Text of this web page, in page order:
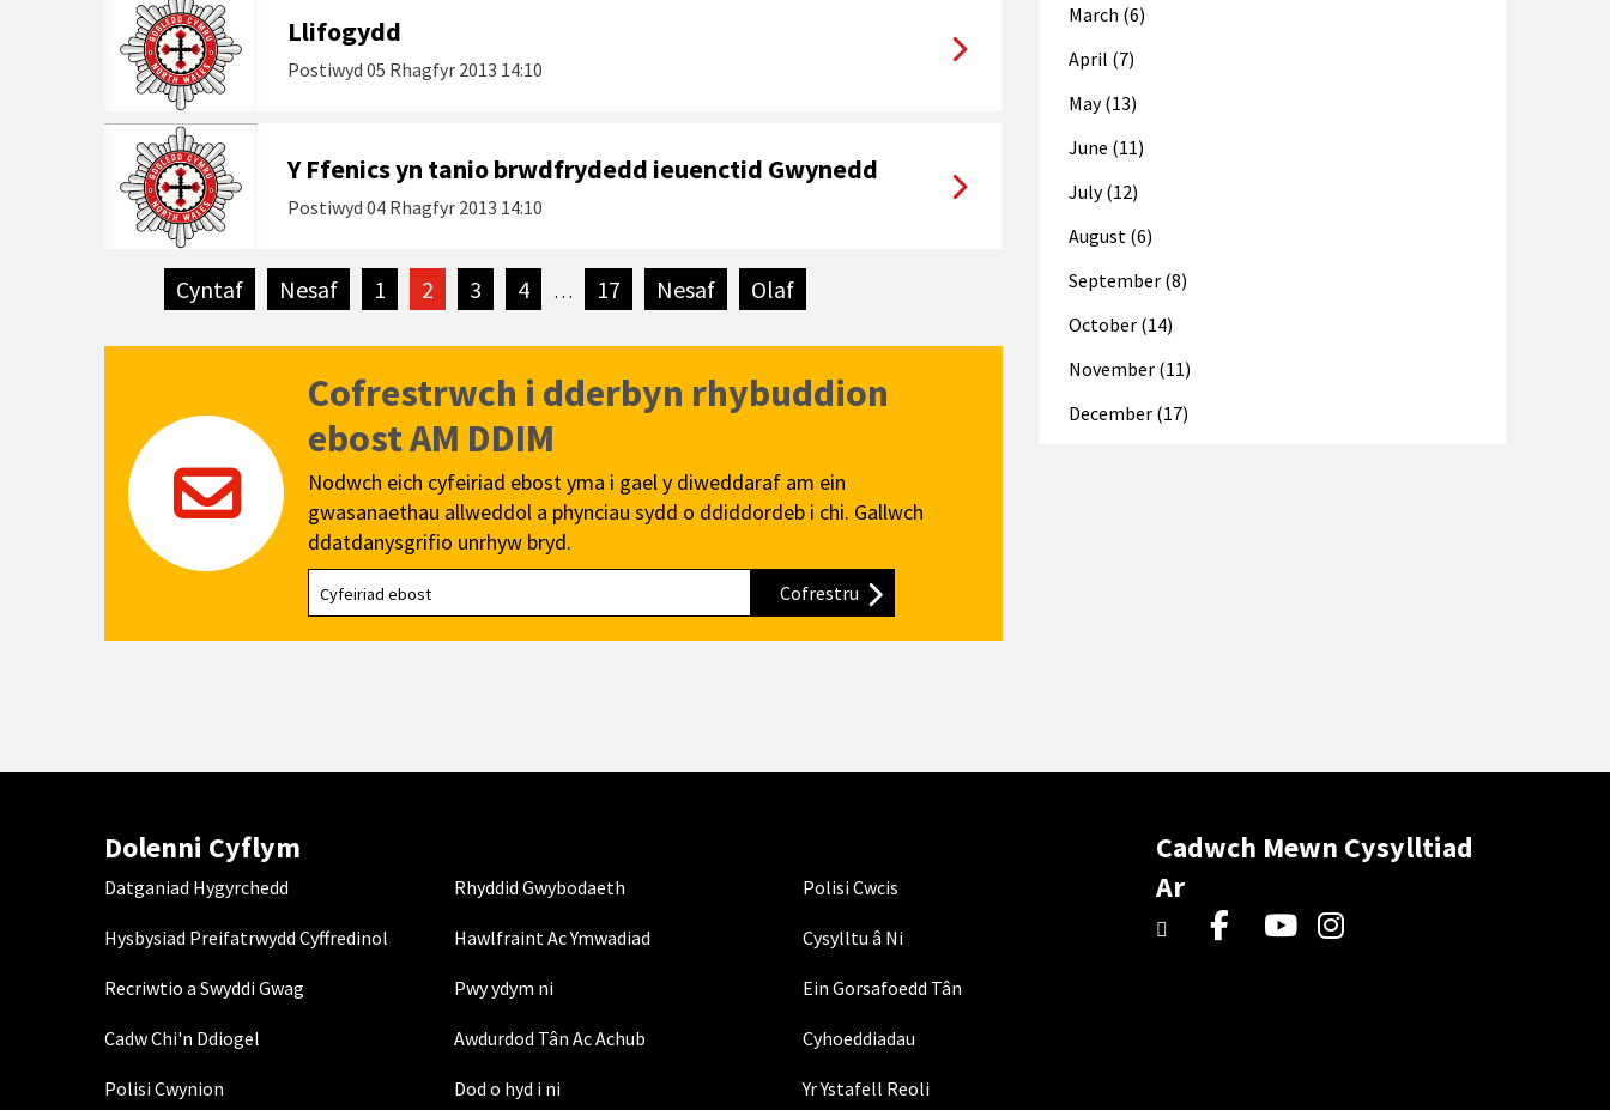
Llifogydd
Postiwyd 05 Rhagfyr 2013 14:10
Y Ffenics yn tanio brwdfrydedd ieuenctid Gwynedd
Postiwyd 04 Rhagfyr 2013 14:10
Cyntaf tudalen
Nesaf tudalen
1 2 3 4 … 17 Nesaf tudalen
Olaf
Cofrestrwch i dderbyn rhybuddion
ebost AM DDIM
Nodwch eich cyfeiriad ebost yma i gael y diweddaraf am ein
gwasanaethau allweddol a phynciau sydd o ddiddordeb i chi. Gallwch
ddatdanysgrifio unrhyw bryd.
Cofrestru i'n cylchlythyr
March (6)
April (7)
May (13)
June (11)
July (12)
August (6)
September (8)
October (14)
November (11)
December (17)
Dolenni Cyflym
Datganiad Hygyrchedd Rhyddid Gwybodaeth Polisi Cwcis
Hysbysiad Preifatrwydd Cyffredinol Hawlfraint Ac Ymwadiad Cysylltu â Ni
Recriwtio a Swyddi Gwag Pwy ydym ni Ein Gorsafoedd Tân
Cadw Chi'n Ddiogel Awdurdod Tân Ac Achub Cyhoeddiadau
Polisi Cwynion Dod o hyd i ni Yr Ystafell Reoli
Cadwch Mewn Cysylltiad
Ar